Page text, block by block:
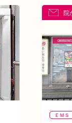
院
ＥＭＳ